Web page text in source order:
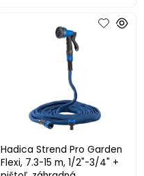
Hadica Strend Pro Garden
Flexi, 7.3-15 m, 1/2"-3/4" +